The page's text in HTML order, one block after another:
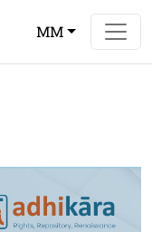
MM